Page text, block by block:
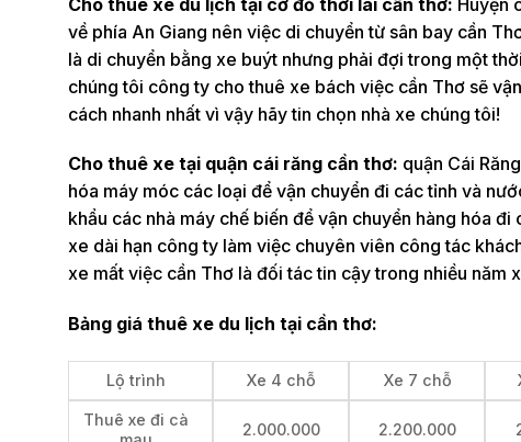
về phía An Giang nên việc di chuyển từ sân bay cần
là di chuyển bằng xe buýt nhưng phải đợi trong một
chúng tôi công ty cho thuê xe bách việc cần Thơ sẽ
cách nhanh nhất vì vậy hãy tin chọn nhà xe chúng tôi!
Cho thuê xe tại quận cái răng cần thơ: quận Cái
hóa máy móc các loại để vận chuyển đi các tỉnh và
khẩu các nhà máy chế biến để vận chuyển hàng hóa
xe dài hạn công ty làm việc chuyên viên công tác
xe mất việc cần Thơ là đối tác tin cậy trong nhiều năm
Bảng giá thuê xe du lịch tại cần thơ:
Lộ trình Xe 4 chỗ Xe 7 chỗ
Thuê xe đi cà
2.000.000 2.200.000